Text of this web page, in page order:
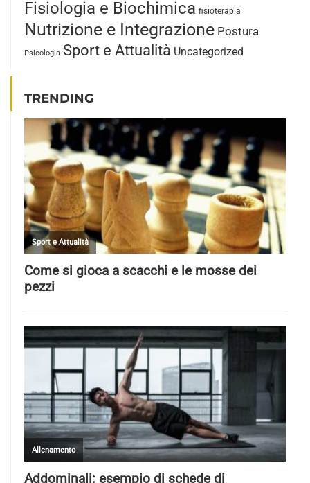
Fisiologia e Biochimica fisioterapia
Nutrizione e Integrazione Postura
Psicologia Sport e Attualità Uncategorized
TRENDING